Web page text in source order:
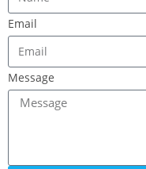
Email
Message